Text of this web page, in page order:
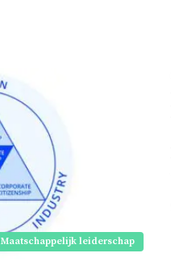
Maatschappelijk leiderschap